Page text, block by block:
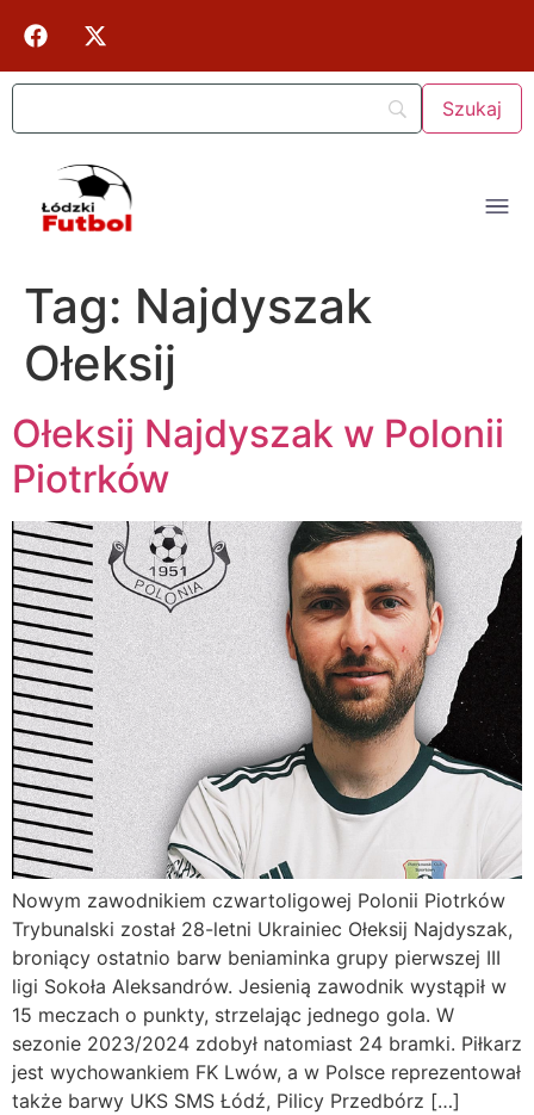
Tag: Najdyszak
Ołeksij
Ołeksij Najdyszak w Polonii
Piotrków
Nowym zawodnikiem czwartoligowej Polonii Piotrków
Trybunalski został 28-letni Ukrainiec Ołeksij Najdyszak,
broniący ostatnio barw beniaminka grupy pierwszej III
ligi Sokoła Aleksandrów. Jesienią zawodnik wystąpił w
15 meczach o punkty, strzelając jednego gola. W
sezonie 2023/2024 zdobył natomiast 24 bramki. Piłkarz
jest wychowankiem FK Lwów, a w Polsce reprezentował
także barwy UKS SMS Łódź, Pilicy Przedbórz […]